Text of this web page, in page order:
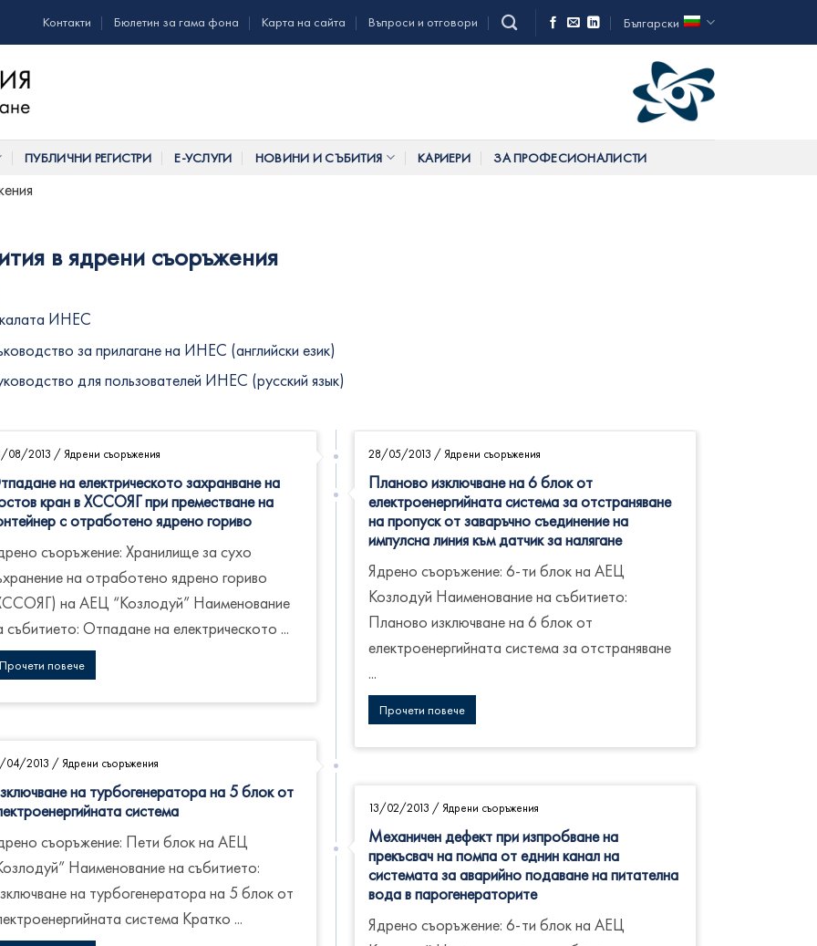
Контакти Бюлетин за гама фона Карта на сайта Въпроси и отговори Български
ПУБЛИЧНИ РЕГИСТРИ Е-УСЛУГИ НОВИНИ И СЪБИТИЯ КАРИЕРИ ЗА ПРОФЕСИОНАЛИСТИ
в ядрени съоръжения
ИНЕС
за прилагане на ИНЕС (английски език)
для пользователей ИНЕС (русский язык)
08/2013 / Ядрени съоръжения
на електрическото захранване на
кран в ХССОЯГ при преместване на
с отработено ядрено гориво
съоръжение: Хранилище за сухо
на отработено ядрено гориво
на АЕЦ “Козлодуй” Наименование
събитието: Отпадане на електрическото ...
Прочети повече
28/05/2013 / Ядрени съоръжения
Планово изключване на 6 блок от
електроенергийната система за отстраняване
на пропуск от заваръчно съединение на
импулсна линия към датчик за налягане
Ядрено съоръжение: 6-ти блок на АЕЦ
Козлодуй Наименование на събитието:
Планово изключване на 6 блок от
електроенергийната система за отстраняване
...
Прочети повече
04/2013 / Ядрени съоръжения
на турбогенератора на 5 блок от
система
съоръжение: Пети блок на АЕЦ
Наименование на събитието:
на турбогенератора на 5 блок от
система Кратко ...
13/02/2013 / Ядрени съоръжения
Механичен дефект при изпробване на
прекъсвач на помпа от еднин канал на
системата за аварийно подаване на питателна
вода в парогенераторите
Ядрено съоръжение: 6-ти блок на АЕЦ